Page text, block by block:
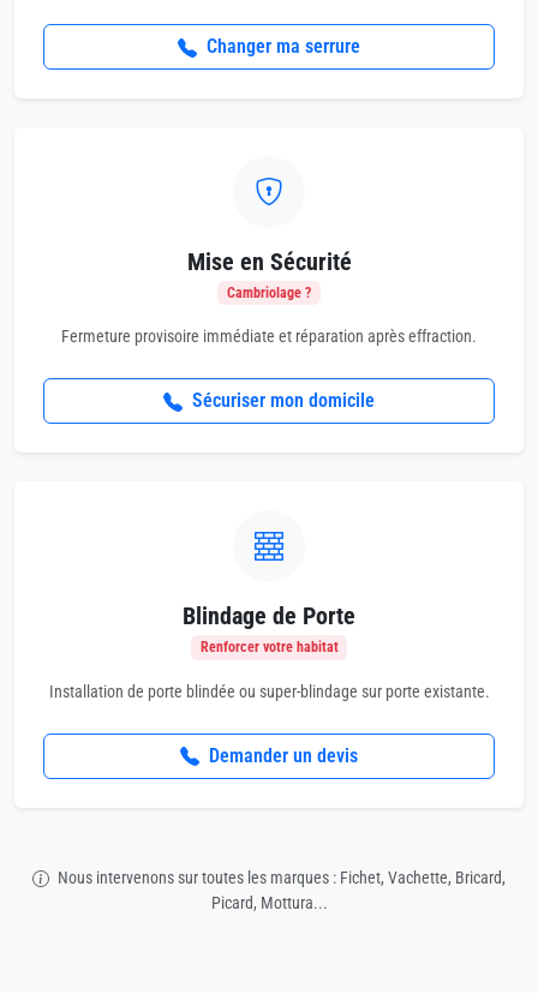
Changer ma serrure
Mise en Sécurité
Cambriolage ?
Fermeture provisoire immédiate et réparation après effraction.
Sécuriser mon domicile
Blindage de Porte
Renforcer votre habitat
Installation de porte blindée ou super-blindage sur porte existante.
Demander un devis
Nous intervenons sur toutes les marques : Fichet, Vachette, Bricard,
Picard, Mottura...